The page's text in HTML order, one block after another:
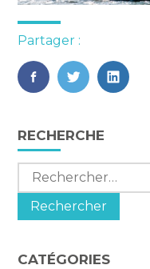
Partager :
FaceBook
Twitter
Blog
sidebar
RECHERCHE
Rechercher :
CATÉGORIES